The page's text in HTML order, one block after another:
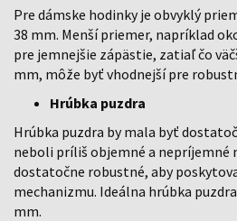
Pre dámske hodinky je obvyklý
38 mm. Menší priemer, napríklad
pre jemnejšie zápästie, zatiaľ čo
mm, môže byť vhodnejší pre
Hrúbka puzdra
Hrúbka puzdra by mala byť
neboli príliš objemné a nepríjemné
dostatočne robustné, aby
mechanizmu. Ideálna hrúbka
mm.